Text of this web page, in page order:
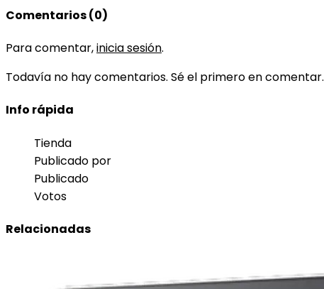
Comentarios (0)
Para comentar,inicia sesión.
Todavía no hay comentarios. Sé el primero en comentar.
Info rápida
Tienda
Publicado por
Publicado
Votos
Relacionadas